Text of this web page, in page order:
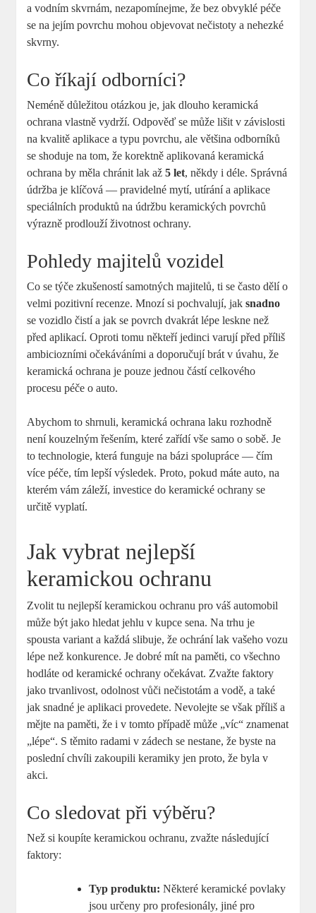
a vodním skvrnám, nezapomínejme, že bez⁤ obvyklé péče
se na jejím povrchu mohou objevovat nečistoty ⁣a nehezké
skvrny.
Co‍ říkají odborníci?
Neméně důležitou otázkou je, jak dlouho ​keramická‍
ochrana vlastně vydrží. Odpověď se může lišit ⁤v⁣ závislosti
na kvalitě aplikace ‌a typu povrchu,⁣ ale většina odborníků
se⁢ shoduje na tom, že korektně aplikovaná keramická⁢
ochrana by měla chránit ⁤lak až5 let, někdy i‍ déle. Správná
údržba⁣ je ‍klíčová — pravidelné mytí, utírání a aplikace‍
speciálních produktů na údržbu keramických povrchů
⁤výrazně prodlouží‌ životnost ochrany.
Pohledy ⁢majitelů ⁢vozidel
Co​ se týče zkušeností⁢ samotných⁢ majitelů, ti se ⁢často dělí o
velmi pozitivní‍ recenze. Mnozí ⁤si pochvalují, jaksnadno
se vozidlo čistí a jak se povrch​ dvakrát lépe leskne než
před aplikací.⁣ Oproti tomu někteří jedinci varují ‌před příliš
ambiciozními očekáváními a doporučují brát ​v ‌úvahu, že
keramická ochrana je⁤ pouze⁤ jednou částí⁢ celkového
procesu péče o‌ auto.
Abychom to shrnuli, keramická ochrana laku rozhodně
není kouzelným řešením, které zařídí vše samo⁢ o sobě. Je
to technologie, která funguje na bázi spolupráce —‌ čím
více péče, tím lepší⁤ výsledek. Proto, ⁤pokud ‌máte ‍auto,‍ na
kterém vám záleží, investice do keramické ochrany ​se
určitě vyplatí.
Jak vybrat nejlepší
‍keramickou ⁢ochranu
Zvolit⁢ tu nejlepší ⁢keramickou ochranu ⁣pro váš automobil
může být⁣ jako hledat jehlu v kupce sena.⁣ Na trhu je
spousta variant a každá slibuje, že ochrání lak vašeho vozu
lépe než konkurence. Je dobré‍ mít na paměti, ‍co​ všechno
hodláte od keramické ochrany ​očekávat. Zvažte faktory
jako trvanlivost, odolnost vůči ⁢nečistotám ​a vodě, ⁤a také
jak snadné ​je aplikaci provedete. Nevolejte se však příliš a
mějte na paměti, že i v tomto případě může‍ „víc“ znamenat
„lépe“. S těmito radami v zádech se ⁢nestane, že⁣ byste na
poslední ⁤chvíli zakoupili keramiky‌ jen proto, že byla​ v
akci.
Co‌ sledovat při výběru?
Než si koupíte keramickou ochranu, zvažte následující
faktory:
Typ produktu: Některé keramické⁣ povlaky
jsou určeny pro profesionály, jiné​ pro